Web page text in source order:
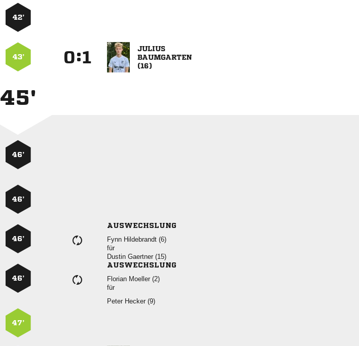
42’
43’ :



45'
46’
46’
46’
AUSWECHSLUNG
  
für
  
46’
AUSWECHSLUNG
  
für
  
47’